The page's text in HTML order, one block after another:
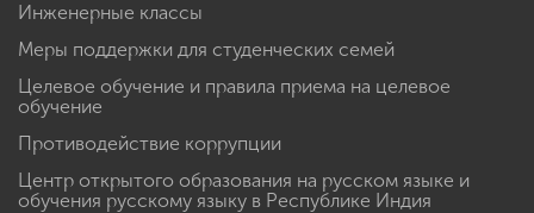
Инженерные классы
Меры поддержки для студенческих семей
Целевое обучение и правила приема на целевое
обучение
Противодействие коррупции
Центр открытого образования на русском языке и
обучения русскому языку в Республике Индия